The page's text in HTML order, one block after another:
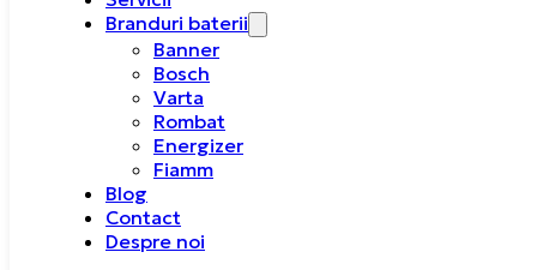
Branduri baterii
Banner
Bosch
Varta
Rombat
Energizer
Fiamm
Blog
Contact
Despre noi